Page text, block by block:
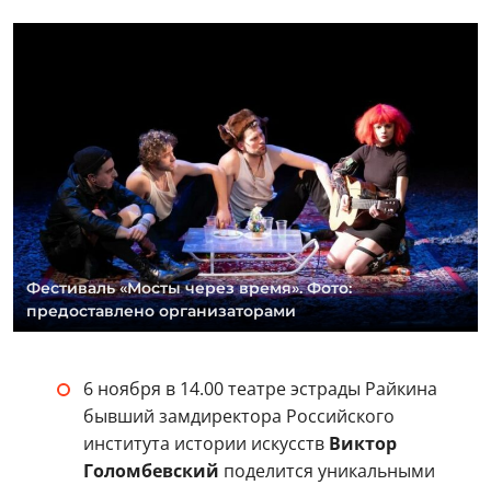
Фестиваль «Мосты через время». Фото:
предоставлено организаторами
6 ноября в 14.00 театре эстрады Райкина
бывший замдиректора Российского
института истории искусств Виктор
Голомбевский поделится уникальными